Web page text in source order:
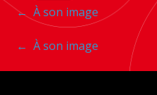
Navigation
entre
les
← À son image
Navigation
entre
← À son image